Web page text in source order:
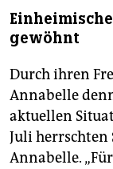
gewöhnt
Durch ihren
Annabelle
aktuellen
Juli herrschten
Annabelle.